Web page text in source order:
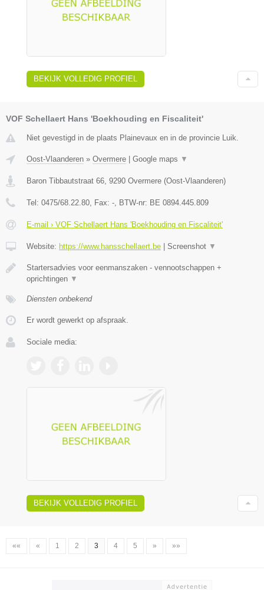
BEKIJK VOLLEDIG PROFIEL
VOF Schellaert Hans 'Boekhouding en Fiscaliteit'
Niet gevestigd in de plaats Plainevaux en in de provincie Luik.
Oost-Vlaanderen » Overmere Google maps ▼
Baron Tibbautstraat 66, 9290 Overmere (Oost-Vlaanderen)
Tel: 0475/68.22.80, Fax: -, BTW-nr: BE 0894.445.809
E-mail › VOF Schellaert Hans 'Boekhouding en Fiscaliteit'
Website: https://www.hansschellaert.be Screenshot ▼
Startersadvies voor eenmanszaken - vennootschappen +
oprichtingen ▼
Diensten onbekend
Er wordt gewerkt op afspraak.
Sociale media:
BEKIJK VOLLEDIG PROFIEL
«« « 1 2 3 4 5 » »»